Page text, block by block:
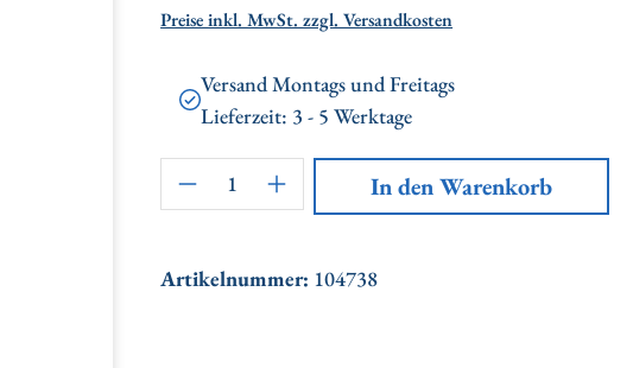
Preise inkl. MwSt. zzgl. Versandkosten
Versand Montags und Freitags
Lieferzeit: 3 - 5 Werktage
Artikel Anzahl: Gib den
In den Warenkorb
Artikelnummer: 104738